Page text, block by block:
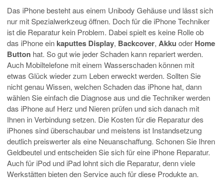
Das iPhone besteht aus einem Unibody Gehäuse und lässt sich
nur mit Spezialwerkzeug öffnen. Doch für die iPhone Techniker
ist die Reparatur kein Problem. Dabei spielt es keine Rolle ob
das iPhone ein kaputtes Display, Backcover, Akku oder Home
Button hat. So gut wie jeder Schaden kann repariert werden.
Auch Mobiltelefone mit einem Wasserschaden können mit
etwas Glück wieder zum Leben erweckt werden. Sollten Sie
nicht genau Wissen, welchen Schaden das iPhone hat, dann
wählen Sie einfach die Diagnose aus und die Techniker werden
das iPhone auf Herz und Nieren prüfen und sich danach mit
Ihnen in Verbindung setzen. Die Kosten für die Reparatur des
iPhones sind überschaubar und meistens ist Instandsetzung
deutlich preiswerter als eine Neuanschaffung. Schonen Sie Ihren
Geldbeutel und entscheiden Sie sich für eine iPhone Reparatur.
Auch für iPod und iPad lohnt sich die Reparatur, denn viele
Werkstätten bieten den Service auch für diese Produkte an.